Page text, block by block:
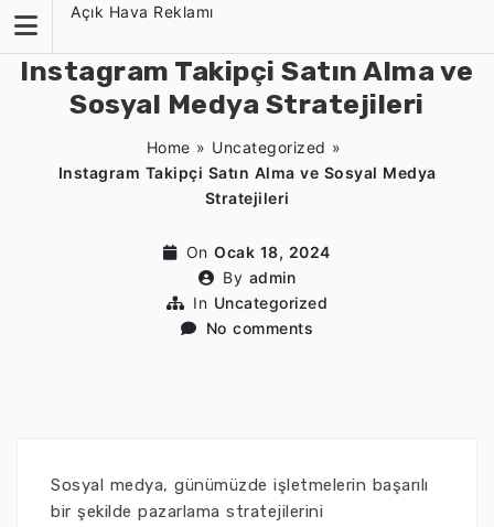
content
Açık Hava Reklamı
Instagram Takipçi Satın Alma ve
Sosyal Medya Stratejileri
Home » Uncategorized »
Instagram Takipçi Satın Alma ve Sosyal Medya
Stratejileri
On Ocak 18, 2024
By admin
In Uncategorized
No comments
Sosyal medya, günümüzde işletmelerin başarılı
bir şekilde pazarlama stratejilerini